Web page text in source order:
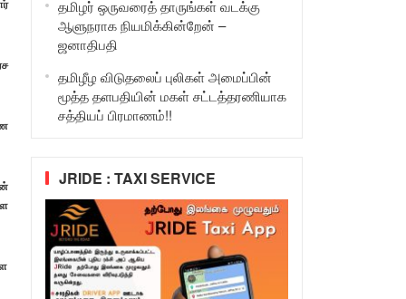
தமிழர் ஒருவரைத் தாருங்கள் வடக்கு
ஆளுநராக நியமிக்கின்றேன் –
ஜனாதிபதி
தமிழீழ விடுதலைப் புலிகள் அமைப்பின்
மூத்த தளபதியின் மகள் சட்டத்தரணியாக
சத்தியப் பிரமாணம்!!
JRIDE : TAXI SERVICE